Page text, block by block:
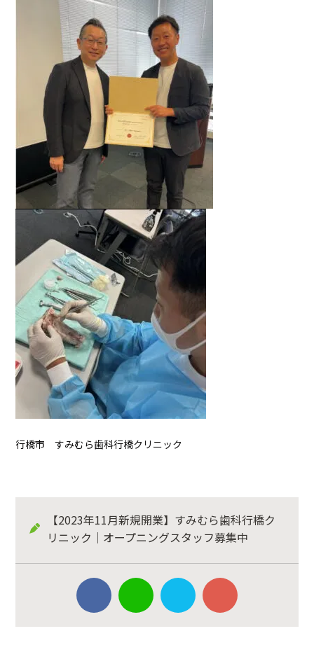
行橋市 すみむら歯科行橋クリニック
【2023年11月新規開業】すみむら歯科行橋ク
リニック｜オープニングスタッフ募集中